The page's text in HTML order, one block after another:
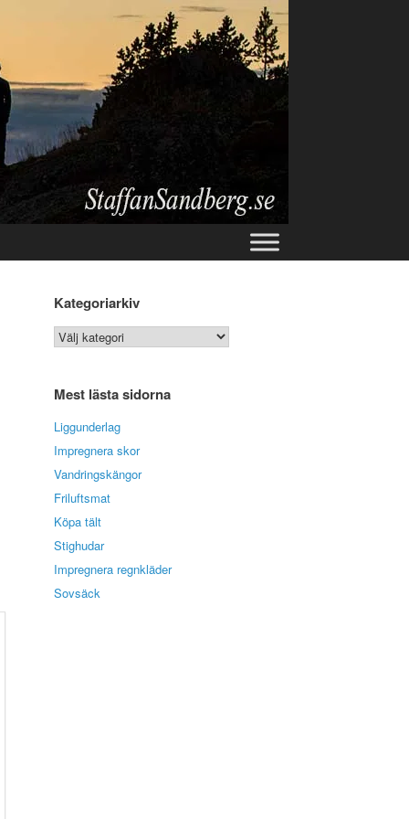
Kategoriarkiv
Kategoriarkiv
Mest lästa sidorna
Liggunderlag
Impregnera skor
Vandringskängor
Friluftsmat
Köpa tält
Stighudar
Impregnera regnkläder
Sovsäck